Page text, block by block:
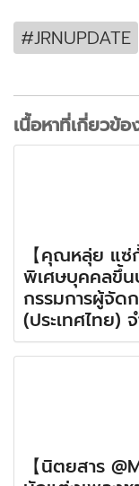
#JRNUPDATE
เนื้อหาที่เกี่ยวข้อ
【คุณหลุ่ย แซ่
พิเศษบุคคลขึ้
กรรมการผู้จัด
(ประเทศไทย) จ
【นิตยสาร